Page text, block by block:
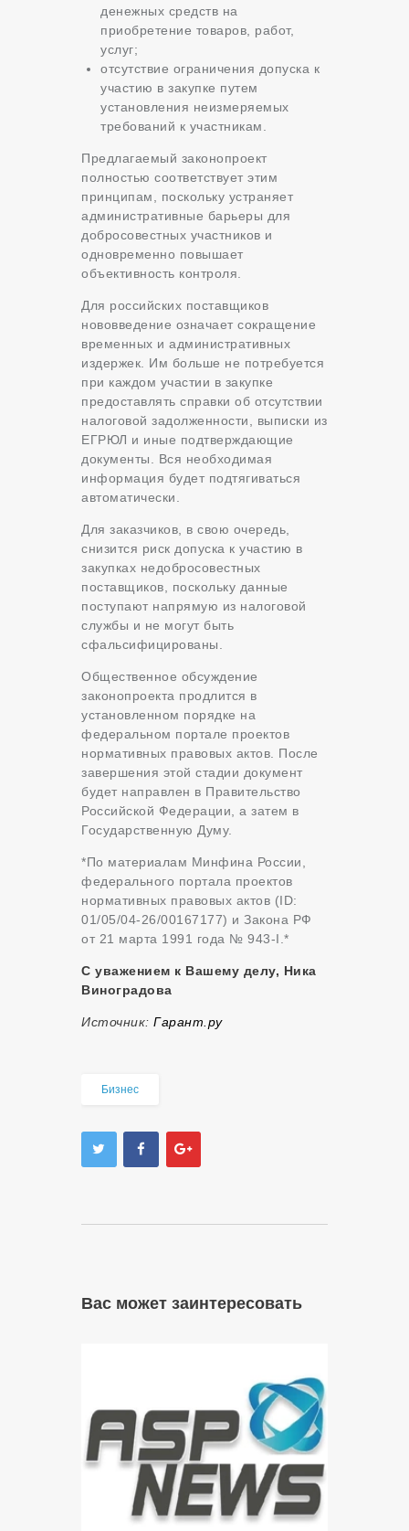
денежных средств на
приобретение товаров, работ,
услуг;
отсутствие ограничения допуска к
участию в закупке путем
установления неизмеряемых
требований к участникам.
Предлагаемый законопроект
полностью соответствует этим
принципам, поскольку устраняет
административные барьеры для
добросовестных участников и
одновременно повышает
объективность контроля.
Для российских поставщиков
нововведение означает сокращение
временных и административных
издержек. Им больше не потребуется
при каждом участии в закупке
предоставлять справки об отсутствии
налоговой задолженности, выписки из
ЕГРЮЛ и иные подтверждающие
документы. Вся необходимая
информация будет подтягиваться
автоматически.
Для заказчиков, в свою очередь,
снизится риск допуска к участию в
закупках недобросовестных
поставщиков, поскольку данные
поступают напрямую из налоговой
службы и не могут быть
сфальсифицированы.
Общественное обсуждение
законопроекта продлится в
установленном порядке на
федеральном портале проектов
нормативных правовых актов. После
завершения этой стадии документ
будет направлен в Правительство
Российской Федерации, а затем в
Государственную Думу.
*По материалам Минфина России,
федерального портала проектов
нормативных правовых актов (ID:
01/05/04-26/00167177) и Закона РФ
от 21 марта 1991 года № 943-I.*
С уважением к Вашему делу, Ника
Виноградова
Источник: Гарант.ру
Бизнес
Вас может заинтересовать